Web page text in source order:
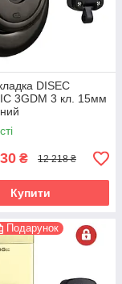
DISEC
3GDM 3 кл. 15мм
₴ 12 218 ₴
Купити
Подарунок